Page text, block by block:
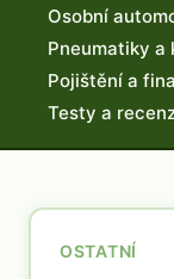
Osobní
Pneumatiky a
Pojištění a
Testy a
OSTATNÍ